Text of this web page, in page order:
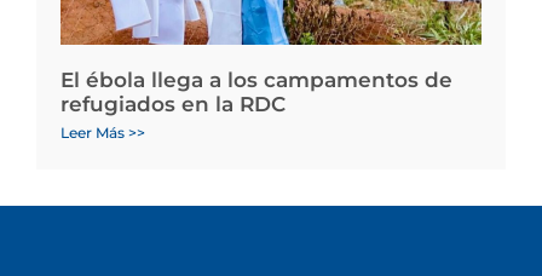
El ébola llega a los campamentos de
refugiados en la RDC
Leer Más >>